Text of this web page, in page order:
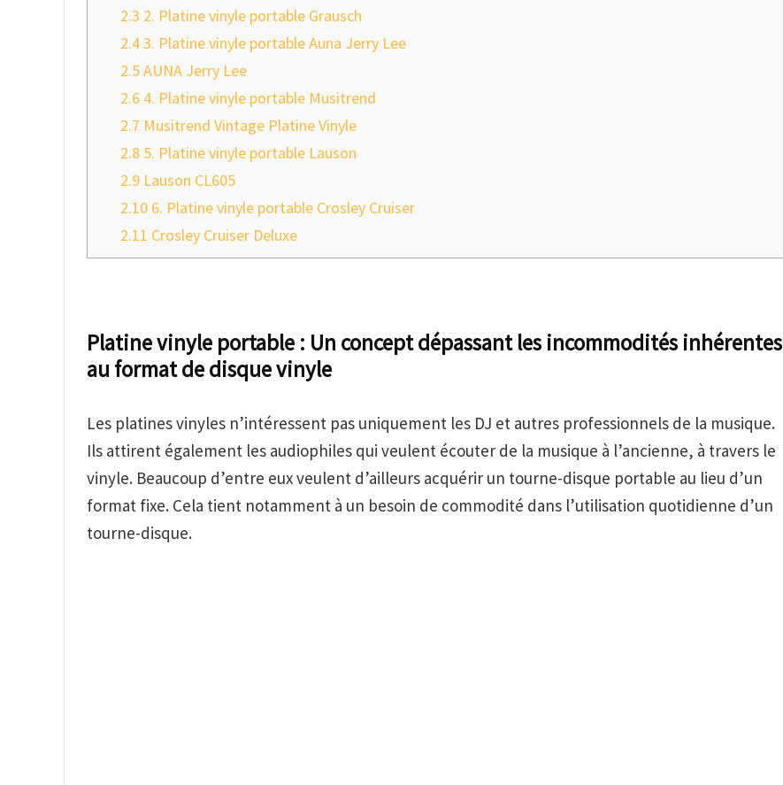
2.3 2. Platine vinyle portable Grausch
2.43. Platine vinyle portable Auna Jerry Lee
2.5AUNA Jerry Lee
2.6 4. Platine vinyle portable Musitrend
2.7 Musitrend Vintage Platine Vinyle
2.8 5. Platine vinyle portable Lauson
2.9 Lauson CL605
2.10 6. Platine vinyle portable Crosley Cruiser
2.11 Crosley Cruiser Deluxe
Platine vinyle portable : Un concept dépassant les incommodités inhérentes
au format de disque vinyle
Les platines vinyles n’intéressent pas uniquement les DJ et autres professionnels de la musique.
Ils attirent également les audiophiles qui veulent écouter de la musique à l’ancienne, à travers le
vinyle. Beaucoup d’entre eux veulent d’ailleurs acquérir un tourne-disque portable au lieu d’un
format fixe. Cela tient notamment à un besoin de commodité dans l’utilisation quotidienne d’un
tourne-disque.